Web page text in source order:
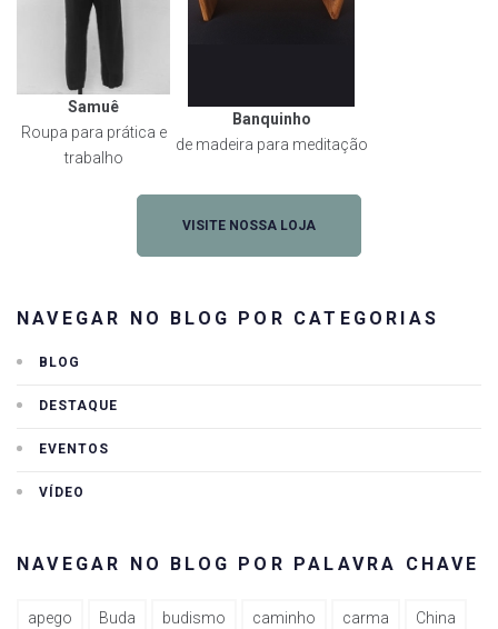
Samuê
Roupa para prática e
trabalho
Banquinho
de madeira para meditação
VISITE NOSSA LOJA
NAVEGAR NO BLOG POR CATEGORIAS
BLOG
DESTAQUE
EVENTOS
VÍDEO
NAVEGAR NO BLOG POR PALAVRA CHAVE
apego Buda budismo caminho carma China